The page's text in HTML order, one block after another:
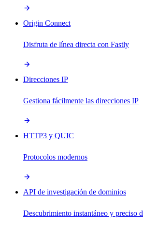
Origin Connect
Disfruta de línea directa con Fastly
Direcciones IP
Gestiona fácilmente las direcciones IP
HTTP3 y QUIC
Protocolos modernos
API de investigación de dominios
Descubrimiento instantáneo y preciso